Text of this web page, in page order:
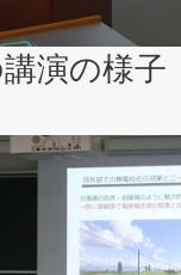
演の様子